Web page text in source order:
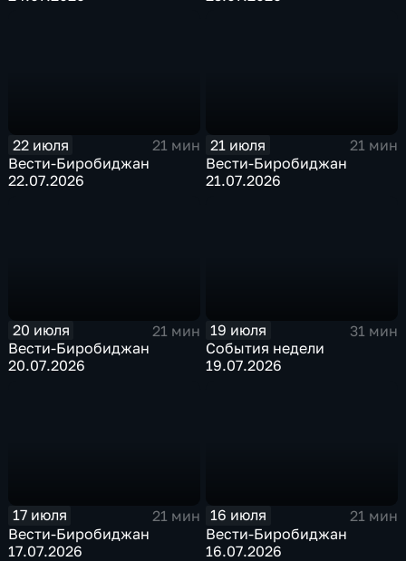
22 июля
21 мин
Вести-Биробиджан
22.07.2026
21 июля
21 мин
Вести-Биробиджан
21.07.2026
20 июля
21 мин
Вести-Биробиджан
20.07.2026
19 июля
31 мин
События недели
19.07.2026
17 июля
21 мин
Вести-Биробиджан
17.07.2026
16 июля
21 мин
Вести-Биробиджан
16.07.2026